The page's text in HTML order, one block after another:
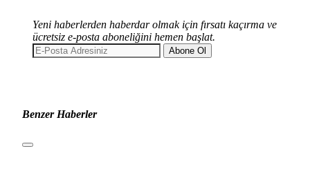
Yeni haberlerden haberdar olmak için fırsatı kaçırma ve
ücretsiz e-posta aboneliğini hemen başlat.
Abone Ol
Benzer Haberler